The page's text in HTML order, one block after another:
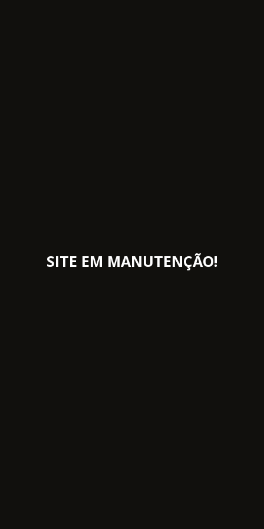
SITE EM MANUTENÇÃO!